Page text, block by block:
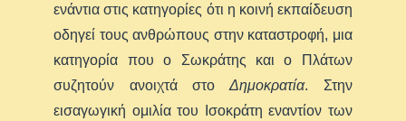
ενάντια στις κατηγορίες ότι η κοινή εκπαίδευση
οδηγεί τους ανθρώπους στην καταστροφή, μια
κατηγορία που ο Σωκράτης και ο Πλάτων
συζητούν ανοιχτά στοΔημοκρατία. Στην
εισαγωγική ομιλία του Ισοκράτη εναντίον των